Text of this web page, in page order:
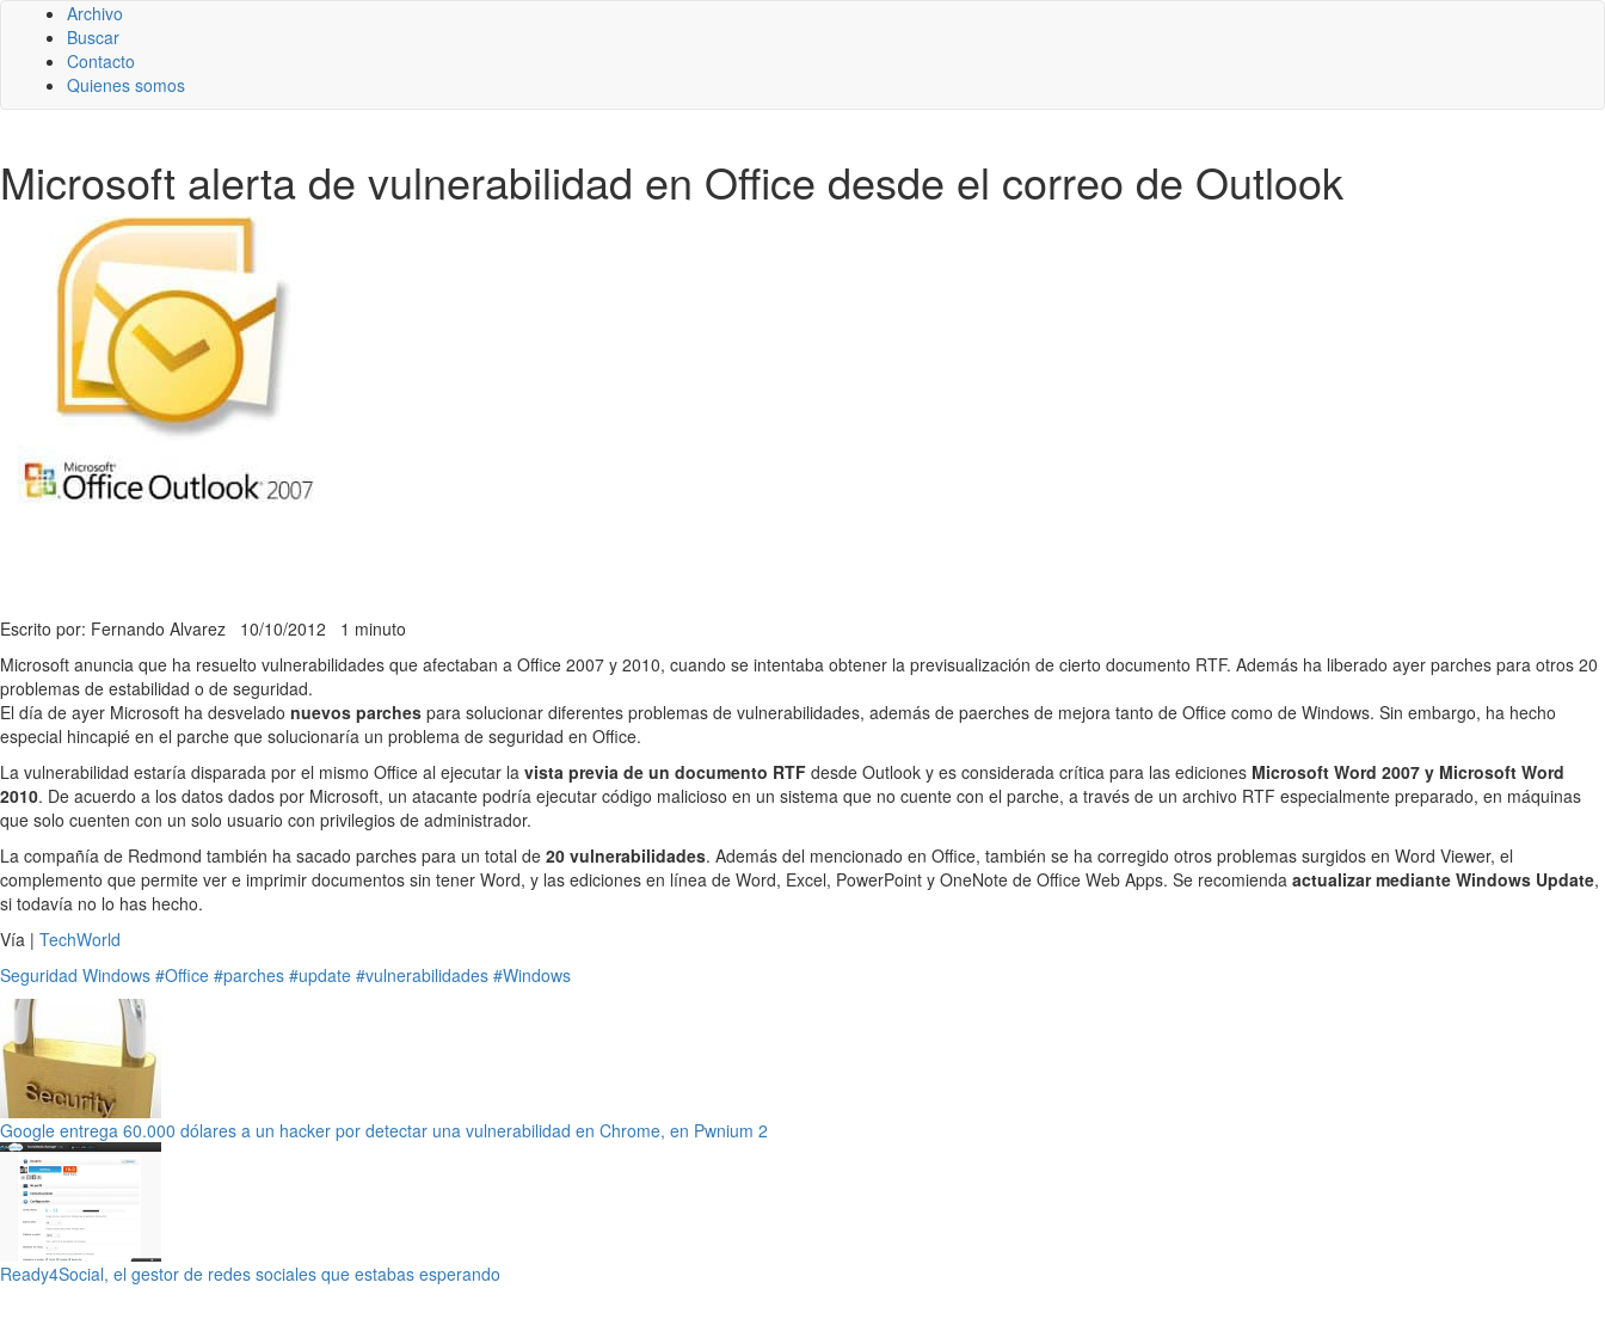
Archivo
Buscar
Contacto
Quienes somos
Microsoft alerta de vulnerabilidad en Office desde el correo de Outlook
Escrito por: Fernando Alvarez 10/10/2012 1 minuto
Microsoft anuncia que ha resuelto vulnerabilidades que afectaban a Office 2007 y 2010, cuando se intentaba obtener la previsualización de cierto documento RTF. Además ha liberado ayer parches para otros 20
problemas de estabilidad o de seguridad.
El día de ayer Microsoft ha desvelado nuevos parches para solucionar diferentes problemas de vulnerabilidades, además de paerches de mejora tanto de Office como de Windows. Sin embargo, ha hecho
especial hincapié en el parche que solucionaría un problema de seguridad en Office.
La vulnerabilidad estaría disparada por el mismo Office al ejecutar la vista previa de un documento RTF desde Outlook y es considerada crítica para las ediciones Microsoft Word 2007 y Microsoft Word
2010. De acuerdo a los datos dados por Microsoft, un atacante podría ejecutar código malicioso en un sistema que no cuente con el parche, a través de un archivo RTF especialmente preparado, en máquinas
que solo cuenten con un solo usuario con privilegios de administrador.
La compañía de Redmond también ha sacado parches para un total de 20 vulnerabilidades. Además del mencionado en Office, también se ha corregido otros problemas surgidos en Word Viewer, el
complemento que permite ver e imprimir documentos sin tener Word, y las ediciones en línea de Word, Excel, PowerPoint y OneNote de Office Web Apps. Se recomienda actualizar mediante Windows Update,
si todavía no lo has hecho.
Vía | TechWorld
Seguridad Windows #Office #parches #update #vulnerabilidades #Windows
Google entrega 60.000 dólares a un hacker por detectar una vulnerabilidad en Chrome, en Pwnium 2
Ready4Social, el gestor de redes sociales que estabas esperando